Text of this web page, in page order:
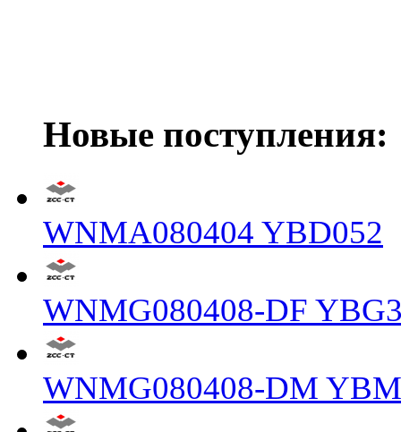
Новые поступления:
WNMA080404 YBD052
WNMG080408-DF
WNMG080408-DM